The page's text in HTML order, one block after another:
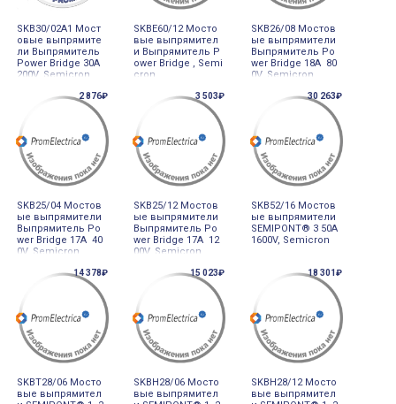
SKB30/02A1 Мост
овые выпрямите
ли Выпрямитель
Power Bridge 30A
200V, Semicron
SKBE60/12 Мосто
вые выпрямител
и Выпрямитель P
ower Bridge , Semi
cron
SKB26/08 Мостов
ые выпрямители
Выпрямитель Po
wer Bridge 18A 80
0V, Semicron
2 876₽
SKB25/04 Мостов
ые выпрямители
Выпрямитель Po
wer Bridge 17A 40
0V, Semicron
3 503₽
SKB25/12 Мостов
ые выпрямители
Выпрямитель Po
wer Bridge 17A 12
00V, Semicron
30 263₽
SKB52/16 Мостов
ые выпрямители
SEMIPONT® 3 50A
1600V, Semicron
14 378₽
SKBT28/06 Мосто
вые выпрямител
15 023₽
SKBH28/06 Мосто
вые выпрямител
18 301₽
SKBH28/12 Мосто
вые выпрямител